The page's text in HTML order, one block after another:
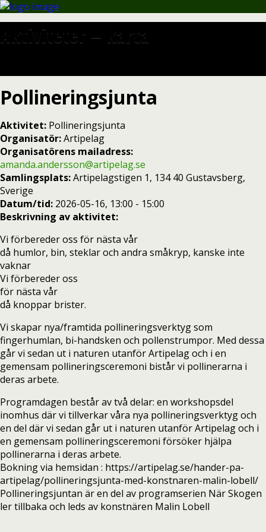
Aktiviteter – karta
Pollineringsjunta
Aktivitet: Pollineringsjunta
Organisatör:Artipelag
Organisatörens mailadress:
amanda.andersson@artipelag.se
Samlingsplats:Artipelagstigen 1, 134 40 Gustavsberg,
Sverige
Datum/tid: 2026-05-16, 13:00 - 15:00
Beskrivning av aktivitet:
Vi förbereder oss för nästa vår
då humlor, bin, steklar och andra småkryp, kanske inte
vaknar
Vi förbereder oss
för nästa vår
då knoppar brister.
Vi skapar nya/framtida pollineringsverktyg som
fingerhumlan, bi-handsken och pollenstrumpor. Med dessa
går vi sedan ut i naturen utanför Artipelag och i en
gemensam pollineringsceremoni bistår vi pollinerarna i
deras arbete.
Programdagen består av två delar: en workshopsdel
inomhus där vi tillverkar våra nya pollineringsverktyg och
en del där vi sedan går ut i naturen utanför Artipelag och i
en gemensam pollineringsceremoni försöker hjälpa
pollinerarna i deras arbete.
Bokning via hemsidan : https://artipelag.se/hander-pa-
artipelag/pollineringsjunta-med-konstnaren-malin-lobell/
Pollineringsjuntan är en del av programserien När Skogen
ler tillbaka och leds av konstnären Malin Lobell